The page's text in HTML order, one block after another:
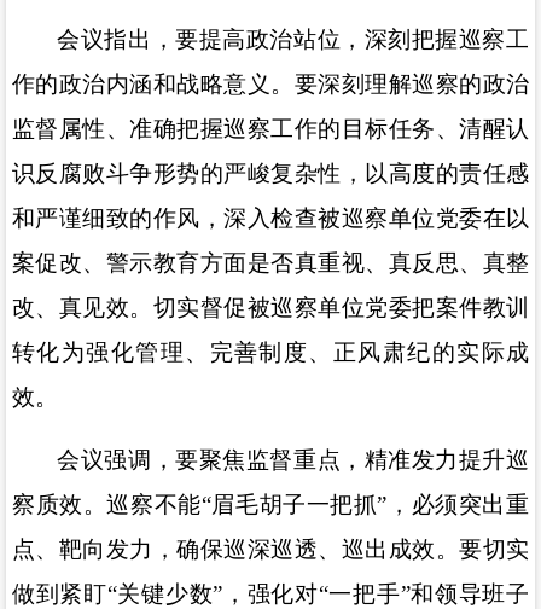
会议指出，要提高政治站位，深刻把握巡察工
作的政治内涵和战略意义。要深刻理解巡察的政治
监督属性、准确把握巡察工作的目标任务、清醒认
识反腐败斗争形势的严峻复杂性，以高度的责任感
和严谨细致的作风，深入检查被巡察单位党委在以
案促改、警示教育方面是否真重视、真反思、真整
改、真见效。切实督促被巡察单位党委把案件教训
转化为强化管理、完善制度、正风肃纪的实际成
效。
会议强调，要聚焦监督重点，精准发力提升巡
察质效。巡察不能“眉毛胡子一把抓” ，必须突出重
点、靶向发力，确保巡深巡透、巡出成效。要切实
做到紧盯“关键少数” ，强化对“一把手”和领导班子